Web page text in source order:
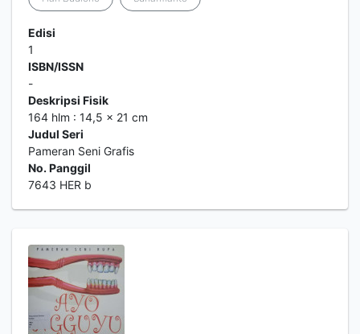
Edisi
1
ISBN/ISSN
-
Deskripsi Fisik
164 hlm : 14,5 x 21 cm
Judul Seri
Pameran Seni Grafis
No. Panggil
7643 HER b